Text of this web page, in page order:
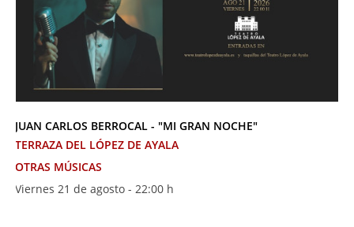
JUAN CARLOS BERROCAL - "MI GRAN NOCHE"
TERRAZA DEL LÓPEZ DE AYALA
OTRAS MÚSICAS
Viernes 21 de agosto - 22:00 h